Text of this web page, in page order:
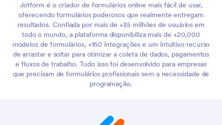
Jotform é o criador de formulários online mais fácil de usar,
oferecendo formulários poderosos que realmente entregam
resultados. Confiada por mais de +35 milhões de usuários em
todo o mundo, a plataforma disponibiliza mais de +20,000
modelos de formulários, +150 integrações e um intuitivo recurso
de arrastar e soltar para otimizar a coleta de dados, pagamentos
e fluxos de trabalho. Tudo isso foi desenvolvido para empresas
que precisam de formulários profissionais sem a necessidade de
programação.